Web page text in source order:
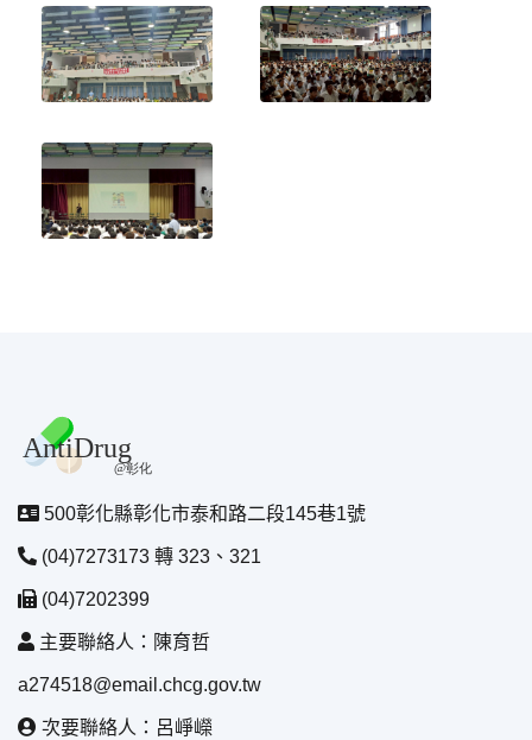
500彰化縣彰化市泰和路二段145巷1號
(04)7273173 轉 323、321
(04)7202399
主要聯絡人：陳育哲
a274518@email.chcg.gov.tw
次要聯絡人：呂崢嶸